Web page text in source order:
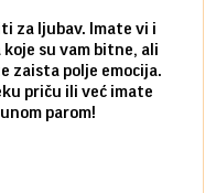
za ljubav. Imate vi i
su vam bitne, ali
zaista polje emocija.
priču ili već imate
parom!